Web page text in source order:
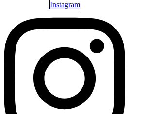
Instagram